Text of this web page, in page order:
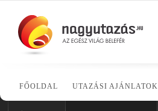
FŐOLDAL UTAZÁSI AJÁNLATOK